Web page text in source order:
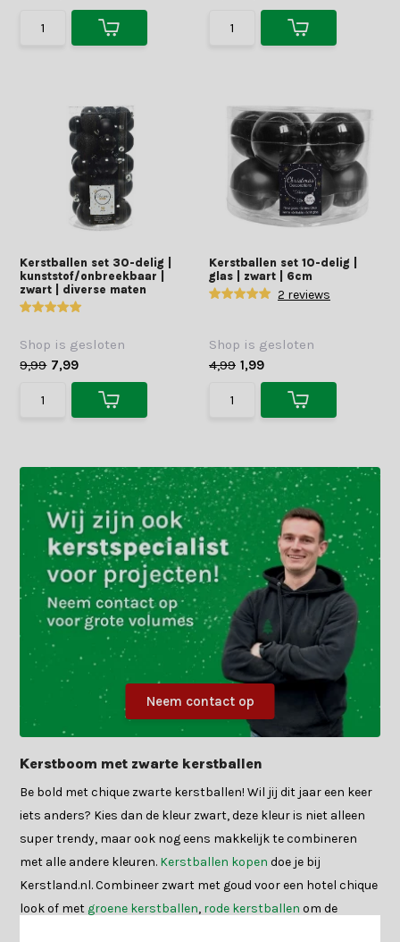
Kerstballen set 30-delig |
kunststof/onbreekbaar |
zwart | diverse maten
Shop is gesloten
9,99 7,99
Kerstballen set 10-delig |
glas | zwart | 6cm
2 reviews
Shop is gesloten
4,99 1,99
Neem contact op
Kerstboom met zwarte kerstballen
Be bold met chique zwarte kerstballen! Wil jij dit jaar een keer
iets anders? Kies dan de kleur zwart, deze kleur is niet alleen
super trendy, maar ook nog eens makkelijk te combineren
met alle andere kleuren. Kerstballen kopen doe je bij
Kerstland.nl. Combineer zwart met goud voor een hotel chique
look of met groene kerstballen, rode kerstballen om de